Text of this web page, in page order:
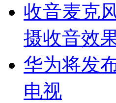
收音麦克
摄收音效
华为将发
电视